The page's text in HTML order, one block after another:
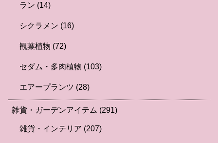
ラン (14)
シクラメン (16)
観葉植物 (72)
セダム・多肉植物 (103)
エアープランツ (28)
雑貨・ガーデンアイテム (291)
雑貨・インテリア (207)